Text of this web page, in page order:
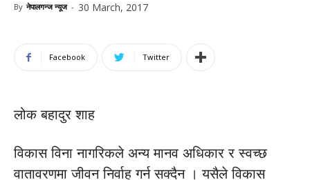
By नेपालगन्ज न्यूज - 30 March, 2017
Facebook Twitter
लोक बहादुर शाह
विकास विना नागरिकले अन्य मानव अधिकार र स्वच्छ
वातावरणमा जीवन निर्वाह गर्न सक्दैन । यसैले विकास